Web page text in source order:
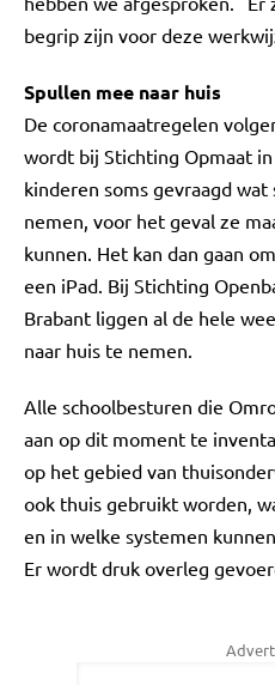
begrip zijn voor deze
Spullen mee naar huis
De coronamaatregelen
wordt bij Stichting Opmaat
kinderen soms gevraagd
nemen, voor het geval ze
kunnen. Het kan dan gaan
een iPad. Bij Stichting
Brabant liggen al de hele
naar huis te nemen.
Alle schoolbesturen die
aan op dit moment te
op het gebied van
ook thuis gebruikt worden,
en in welke systemen
Er wordt druk overleg